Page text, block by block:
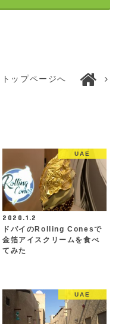
トップページへ
UAE
2020.1.2
ドバイのRolling Conesで
金箔アイスクリームを食べ
てみた
UAE